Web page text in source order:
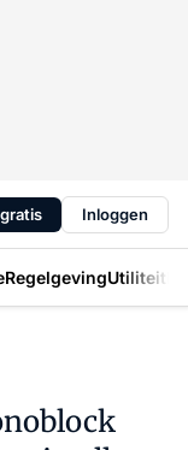
Inloggen
RegelgevingUtiliteit